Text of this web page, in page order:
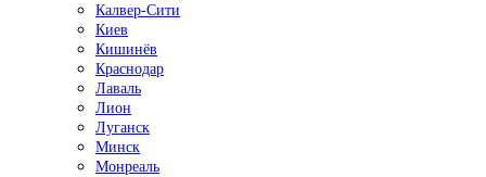
Калвер-Сити
Киев
Кишинёв
Краснодар
Лаваль
Лион
Луганск
Минск
Монреаль